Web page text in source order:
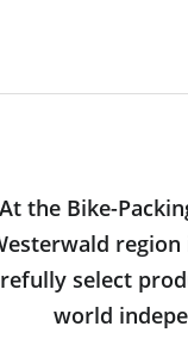
At the Bike-
select
world